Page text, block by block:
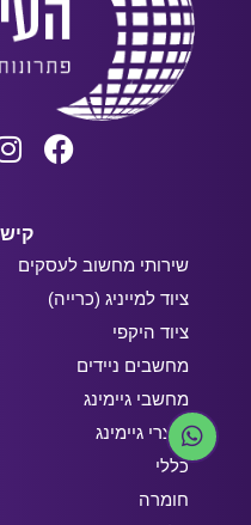
שירותי מחשוב לעסקים
ציוד למייניג (כרייה)
ציוד היקפי
מחשבים ניידים
מחשבי גיימינג
מוצרי גיימינג
כללי
חומרה